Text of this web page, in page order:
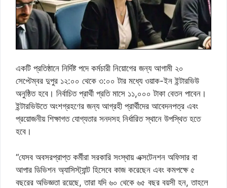
একটি প্রতিষ্ঠানে নির্দিষ্ট পদে কর্মচারী নিয়োগের জন্য আগামী ২০
সেপ্টেম্বর দুপুর ১২:০০ থেকে ৩:০০ টার মধ্যে ওয়াক-ইন ইন্টারভিউ
অনুষ্ঠিত হবে। নির্বাচিত প্রার্থী প্রতি মাসে ১১,০০০ টাকা বেতন পাবেন।
ইন্টারভিউতে অংশগ্রহণের জন্য আগ্রহী প্রার্থীদের আবেদনপত্র এবং
প্রয়োজনীয় শিক্ষাগত যোগ্যতার সনদসহ নির্ধারিত স্থানে উপস্থিত হতে
হবে।
“যেসব অবসরপ্রাপ্ত কর্মীরা সরকারি সংস্থায় এক্সটেনশন অফিসার বা
আপার ডিভিশন অ্যাসিস্ট্যান্ট হিসেবে কাজ করেছেন এবং কমপক্ষে ৫
বছরের অভিজ্ঞতা রয়েছে, তারা যদি ৬০ থেকে ৬৫ বছর বয়সী হন, তাহলে